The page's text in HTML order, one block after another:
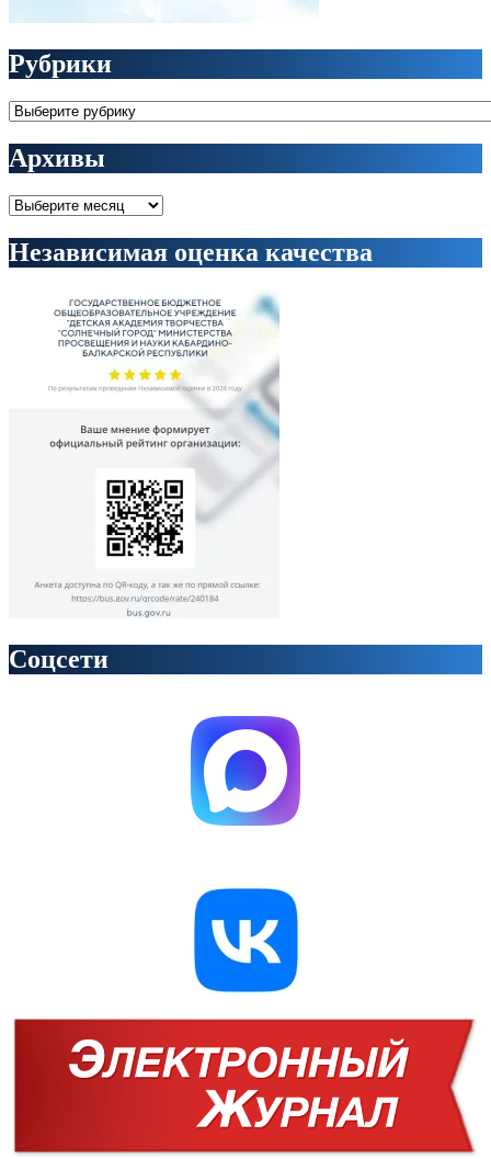
Рубрики
Рубрики
Архивы
Архивы
Независимая оценка качества
Соцсети